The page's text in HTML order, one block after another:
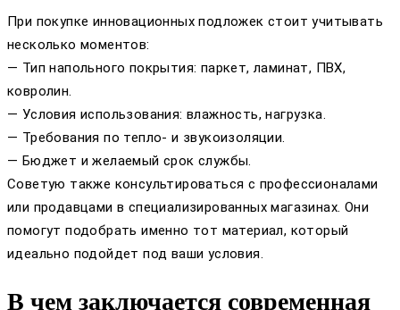
При покупке инновационных подложек стоит учитывать
несколько моментов:
— Тип напольного покрытия: паркет, ламинат, ПВХ,
ковролин.
— Условия использования: влажность, нагрузка.
— Требования по тепло- и звукоизоляции.
— Бюджет и желаемый срок службы.
Советую также консультироваться с профессионалами
или продавцами в специализированных магазинах. Они
помогут подобрать именно тот материал, который
идеально подойдет под ваши условия.
В чем заключается современная